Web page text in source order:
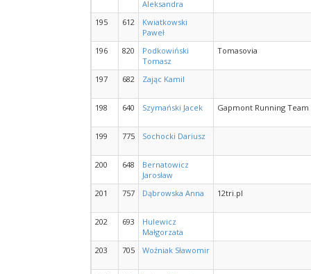
Aleksandra
195 612
Kwiatkowski
Paweł
196
820
Podkowiński
Tomasz
Tomasovia
197 682 Zając Kamil
198 640 Szymański Jacek Gapmont Running Team
199 775 Sochocki Dariusz
200 648
Bernatowicz
Jarosław
201
757 Dąbrowska Anna 12tri.pl
202 693
Hulewicz
Małgorzata
203
705 Woźniak Sławomir